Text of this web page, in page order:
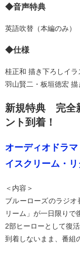
◆音声特典
英語吹替（本編のみ）
◆仕様
桂正和 描き下ろしイ
羽山賢二・板垣徳宏
新規特典 完全
ント到着！
オーディオドラ
イスクリーム・リ
＜内容＞
ブルーローズのラジ
リーム」が一日限りで
2部ヒーローとして復
到着しないまま、番組